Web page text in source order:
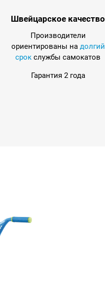
Швейцарское качество
Производители
ориентированы на долгий
срок службы самокатов
Гарантия 2 года